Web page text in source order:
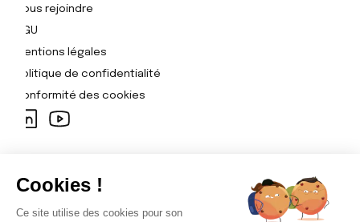
Nous rejoindre
CGU
Mentions légales
Politique de confidentialité
Conformité des cookies
Se connecter